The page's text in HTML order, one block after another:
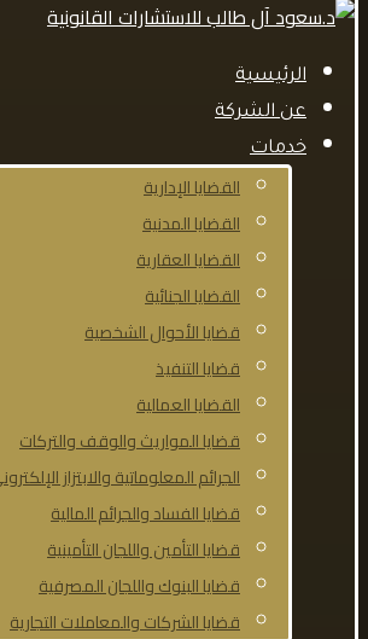
الرئيسية
عن الشركة
خدمات
القضايا الإدارية
القضايا المدنية
القضايا العقارية
القضايا الجنائية
قضايا الأحوال الشخصية
قضايا التنفيذ
القضايا العمالية
قضايا المواريث والوقف والتركات
الجرائم المعلوماتية والابتزاز
قضايا الفساد والجرائم المالية
قضايا التأمين واللجان التأمينية
قضايا البنوك واللجان المصرفية
قضايا الشركات والمعاملات التجارية